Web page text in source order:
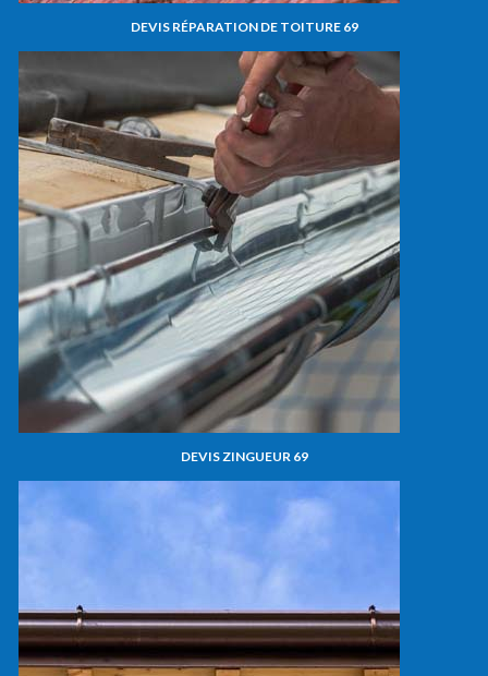
DEVIS RÉPARATION DE TOITURE 69
DEVIS ZINGUEUR 69